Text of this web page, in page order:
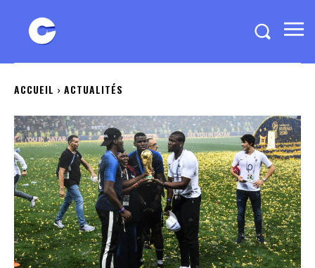
ACCUEIL ACTUALITÉS